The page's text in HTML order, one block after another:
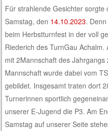
Für strahlende Gesichter
Samstag, den 14.10.2023.
beim Herbstturnfest in der voll
Riederich des TurnGau
mit 2Mannschaft des
Mannschaft wurde dabei vom
gebildet. Insgesamt traten dort
Turnerinnen sportlich
unserer E-Jugend die P3. Am
Samstag auf unserer Seite